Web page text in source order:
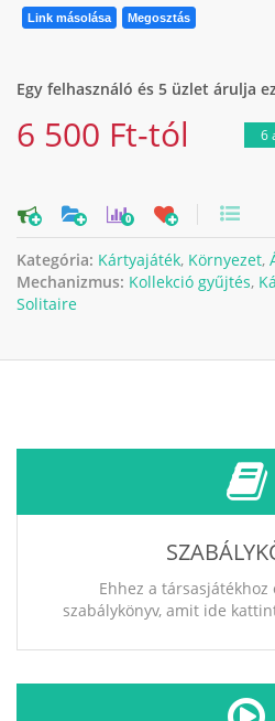
Link másolása Megosztás
Egy felhasználó és 5 üzlet árulja
6 500 Ft-tól 6
0
Kategória: Kártyajáték, Környezet,
Mechanizmus: Kollekció gyűjtés,
Solitaire
Ehhez a
szabálykönyv, amit ide